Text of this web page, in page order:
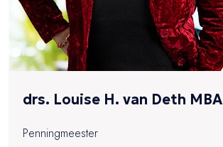
drs. Louise H. van Deth MBA
Penningmeester